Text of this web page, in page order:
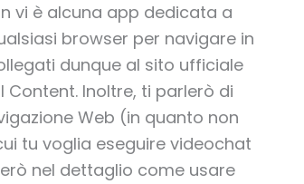
vi è alcuna app dedicata a
browser per navigare in
dunque al sito ufficiale
Inoltre, ti parlerò di
Web (in quanto non
tu voglia eseguire videochat
nel dettaglio come usare